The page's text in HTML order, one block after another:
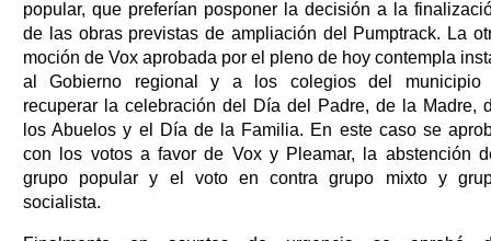
popular, que preferían posponer la decisión a la
de las obras previstas de ampliación del Pumptrack. La
moción de Vox aprobada por el pleno de hoy contempla
al Gobierno regional y a los colegios del municipio
recuperar la celebración del Día del Padre, de la Madre,
los Abuelos y el Día de la Familia. En este caso se
con los votos a favor de Vox y Pleamar, la abstención
grupo popular y el voto en contra grupo mixto y
socialista.